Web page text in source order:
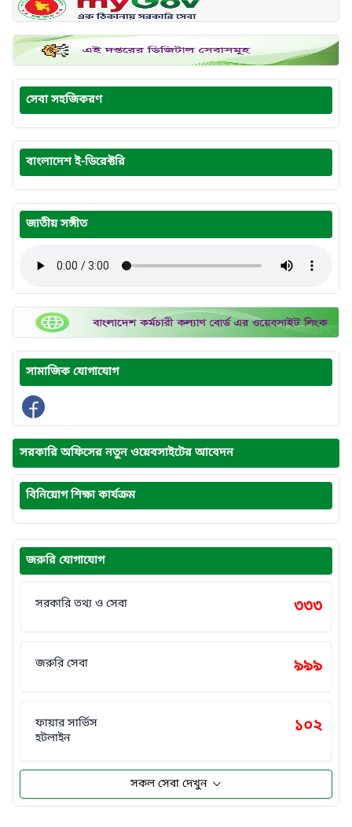
সেবা সহজিকরণ
বাংলাদেশ ই-ডিরেক্টরি
জাতীয় সঙ্গীত
সামাজিক যোগাযোগ
সরকারি অফিসের নতুন ওয়েবসাইটের আবেদন
বিনিয়োগ শিক্ষা কার্যক্রম
জরুরি যোগাযোগ
সরকারি তথ্য ও সেবা ৩৩৩
জরুরি সেবা ৯৯৯
ফায়ার সার্ভিস
হটলাইন
১০২
সকল সেবা দেখুন